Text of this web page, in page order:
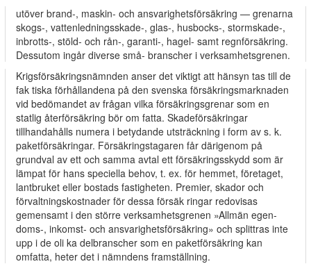
utöver brand-, maskin- och ansvarighetsförsäkring — grenarna
skogs-, vattenledningsskade-, glas-, husbocks-, stormskade-,
inbrotts-, stöld- och rån-, garanti-, hagel- samt regnförsäkring.
Dessutom ingår diverse små- branscher i verksamhetsgrenen.
Krigsförsäkringsnämnden anser det viktigt att hänsyn tas till de
fak­ tiska förhållandena på den svenska försäkringsmarknaden
vid bedömandet av frågan vilka försäkringsgrenar som en
statlig återförsäkring bör om­ fatta. Skadeförsäkringar
tillhandahålls numera i betydande utsträckning i form av s. k.
paketförsäkringar. Försäkringstagaren får därigenom på
grundval av ett och samma avtal ett försäkringsskydd som är
lämpat för hans speciella behov, t. ex. för hemmet, företaget,
lantbruket eller bostads­ fastigheten. Premier, skador och
förvaltningskostnader för dessa försäk­ ringar redovisas
gemensamt i den större verksamhetsgrenen »Allmän egen­
doms-, inkomst- och ansvarighetsförsäkring» och splittras inte
upp i de oli­ ka delbranscher som en paketförsäkring kan
omfatta, heter det i nämndens framställning.